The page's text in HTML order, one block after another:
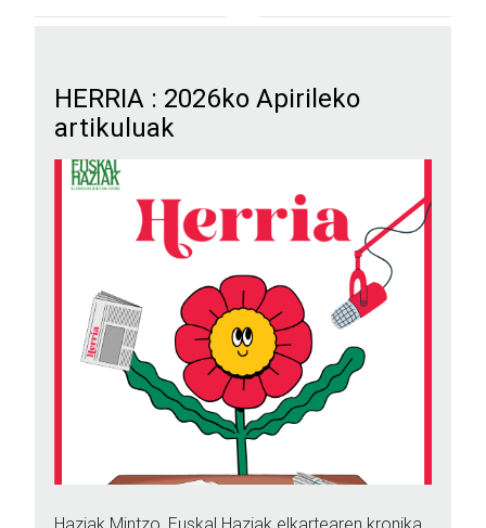
HERRIA : 2026ko Apirileko
artikuluak
Haziak Mintzo, Euskal Haziak elkartearen kronika